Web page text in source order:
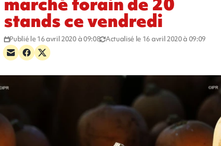
stands ce vendredi
Publié le 16 avril 2020 à 09:08 Actualisé le 16 avril 2020 à 09:09